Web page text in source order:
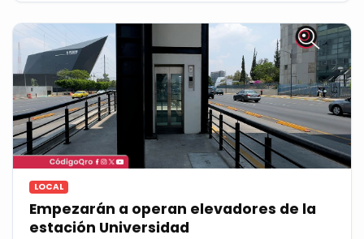
LOCAL
Empezarán a operan elevadores de la
estación Universidad